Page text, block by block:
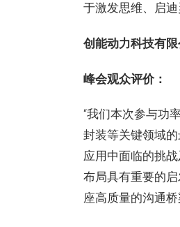
于激发思维、启
创能动力科技有
峰会观众评价：
“我们本次参与功
封装等关键领域
应用中面临的挑
布局具有重要的
座高质量的沟通桥